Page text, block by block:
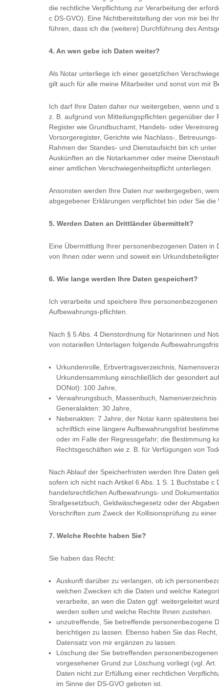
die rechtliche Verpflichtung zur Verarbeitung der
c DS-GVO). Eine Nichtbereitstellung der von mir bei
führen, dass ich die (weitere) Durchführung des
4. An wen gebe ich Daten weiter?
Als Notar unterliege ich einer gesetzlichen
gilt auch für alle meine Mitarbeiter und sonst von mir
Ich darf Ihre Daten daher nur weitergeben, wenn und
z. B. aufgrund von Mitteilungspflichten gegenüber der
Register wie Grundbuchamt, Handels- oder
Vorsorgeregister, Gerichte wie Nachlass-,
Rahmen der Standes- und Dienstaufsicht bin ich
Auskünften an die Notarkammer oder meine
einer amtlichen Verschwiegenheitspflicht unterliegen.
Ansonsten werden Ihre Daten nur weitergegeben,
abgegebener Erklärungen verpflichtet bin oder Sie
5. Werden Daten an Drittländer übermittelt?
Eine Übermittlung Ihrer personenbezogenen Daten
von Ihnen oder wenn und soweit ein
6. Wie lange werden Ihre Daten gespeichert?
Ich verarbeite und speichere Ihre
Aufbewahrungs-pflichten.
Nach § 5 Abs. 4 Dienstordnung für Notarinnen und
von notariellen Unterlagen folgende
Urkundenrolle, Erbvertragsverzeichnis,
Urkundensammlung einschließlich der gesondert
DONot): 100 Jahre,
Verwahrungsbuch, Massenbuch,
Generalakten: 30 Jahre,
Nebenakten: 7 Jahre; der Notar kann spätestens
schriftlich eine längere Aufbewahrungsfrist
oder im Falle der Regressgefahr; die Bestimmung
Rechtsgeschäften wie z. B. für Verfügungen von
Nach Ablauf der Speicherfristen werden Ihre Daten
sofern ich nicht nach Artikel 6 Abs. 1 S. 1 Buchstabe
handelsrechtlichen Aufbewahrungs- und
Strafgesetzbuch, Geldwäschegesetz oder der
Vorschriften zum Zweck der Kollisionsprüfung zu
7. Welche Rechte haben Sie?
Sie haben das Recht:
Auskunft darüber zu verlangen, ob ich
welchen Zwecken ich die Daten und welche
verarbeite, an wen die Daten ggf. weitergeleitet
werden sollen und welche Rechte Ihnen zustehen.
unzutreffende, Sie betreffende personenbezogene
berichtigen zu lassen. Ebenso haben Sie das
Datensatz von mir ergänzen zu lassen.
Löschung der Sie betreffenden
vorgesehener Grund zur Löschung vorliegt (vgl.
Daten nicht zur Erfüllung einer rechtlichen
im Sinne der DS-GVO geboten ist.